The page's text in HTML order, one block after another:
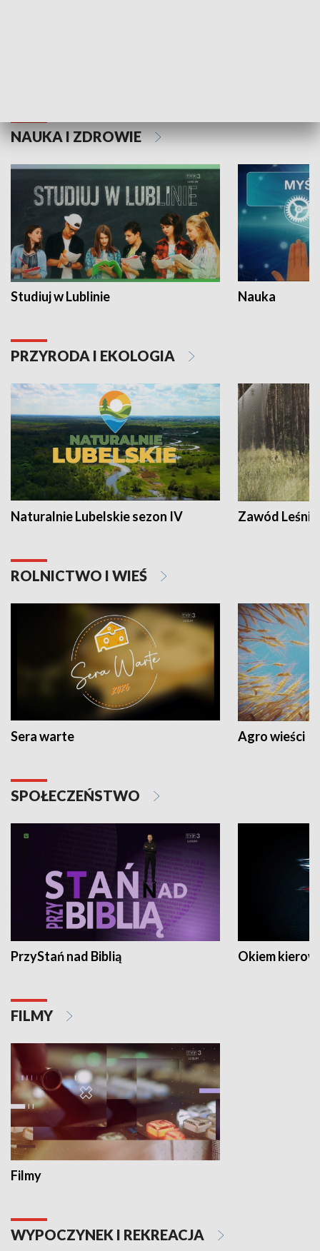
NAUKA I ZDROWIE
Studiuj w Lublinie Nauka
PRZYRODA I EKOLOGIA
Naturalnie Lubelskie sezon IV Zawód Leśnik
ROLNICTWO I WIEŚ
Sera warte Agro wieści
SPOŁECZEŃSTWO
PrzyStań nad Biblią Okiem
FILMY
Filmy
WYPOCZYNEK I REKREACJA